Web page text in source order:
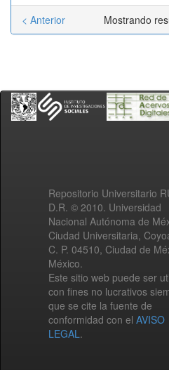
Mostrando
< Anterior
Repositorio Universitario
D.R. © 2010. Universidad
Nacional Autónoma de
Ciudad Universitaria,
C. P. 04510, Ciudad de
México.
Este sitio web puede ser
con fines no lucrativos
que se cite la fuente de
conformidad con el AVISO
LEGAL.